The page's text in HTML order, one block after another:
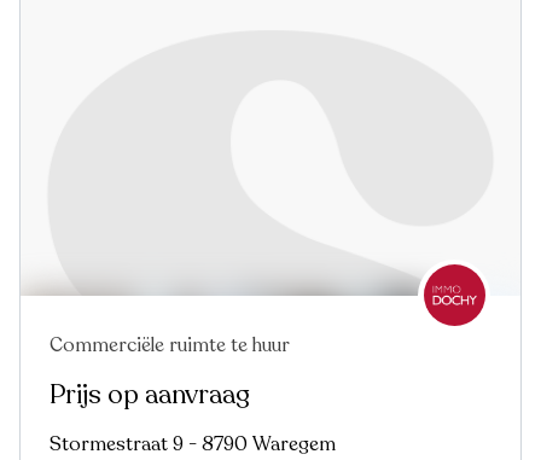
Nieuw
Commerciële ruimte te huur
Prijs op aanvraag
Stormestraat 9 - 8790 Waregem